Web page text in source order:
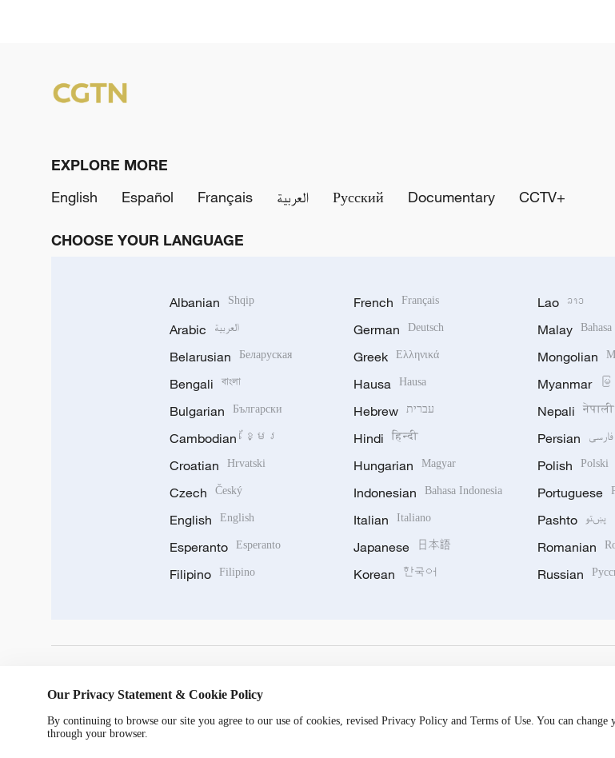
EXPLORE MORE
English
Español Français العربية Русский Documentary CCTV+
CHOOSE YOUR LANGUAGE
Albanian Shqip
Arabic العربية
Belarusian Беларуская
Bengali বাংলা
Bulgarian Български
Cambodian ខ្មែរ
Croatian Hrvatski
Czech Český
English English
Esperanto Esperanto
Filipino Filipino
French Français
German Deutsch
Greek Ελληνικά
Hausa Hausa
Hebrew עברית
Hindi हिन्दी
Hungarian Magyar
Indonesian Bahasa Indonesia
Italian Italiano
Japanese 日本語
Korean 한국어
Lao ລາວ
Malay
Mongolian
Myanmar မ
Nepali नेपाली
Persian فارسی
Polish Polski
Portuguese
Pashto پښتو
Romanian
Russian
Our Privacy Statement & Cookie Policy
By continuing to browse our site you agree to our use of cookies, revised Privacy Policy and Terms of Use. You can change
through your browser.